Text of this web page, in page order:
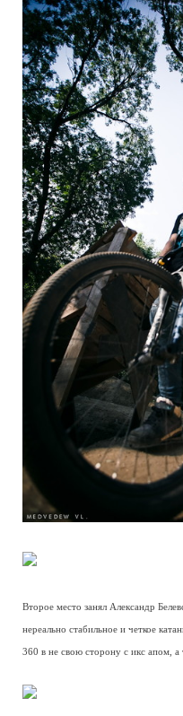
Второе место занял Александр
нереально стабильное и четкое
360 в не свою сторону с икс апом, а